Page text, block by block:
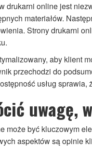
drukarni online jest
materiałów.
Strony drukarni
aby klient
przechodzi do
usług
może być kluczowym
aspektów są opinie